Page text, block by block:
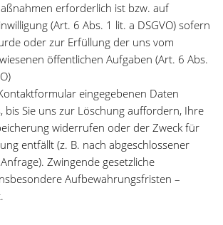
erforderlich ist bzw. auf
(Art. 6 Abs. 1 lit. a DSGVO) sofern
oder zur Erfüllung der uns vom
öffentlichen Aufgaben (Art. 6 Abs.
eingegebenen Daten
bis Sie uns zur Löschung auffordern, Ihre
widerrufen oder der Zweck für
entfällt (z. B. nach abgeschlossener
Zwingende gesetzliche
Aufbewahrungsfristen –